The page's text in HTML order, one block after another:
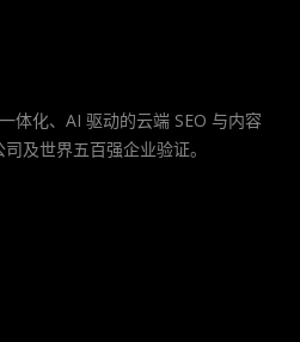
体化、AI 驱动的云端 SEO 与内容
及世界五百强企业验证。